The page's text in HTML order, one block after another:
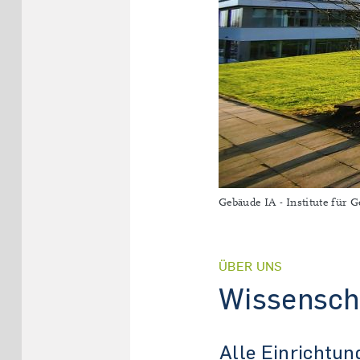
Gebäude IA - Institute für
ÜBER UNS
Alle